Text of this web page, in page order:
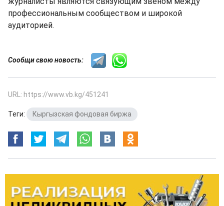
профессиональным сообществом и широкой
аудиторией.
Сообщи свою новость:
URL: https://www.vb.kg/451241
Теги: Кыргызская фондовая биржа